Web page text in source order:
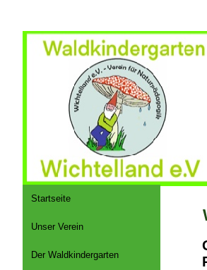
Startseite
Unser Verein
Der Waldkindergarten